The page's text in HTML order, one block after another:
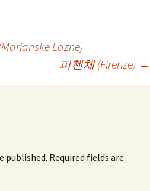
Lazne)
피첸체 (Firenze) →
published. Required fields are